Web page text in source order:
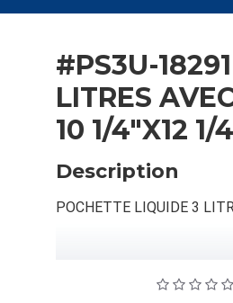
#PS3U-
LITRES
10 1/4"X12
Description
POCHETTE LIQUIDE 3
INFORMATION PRODUIT